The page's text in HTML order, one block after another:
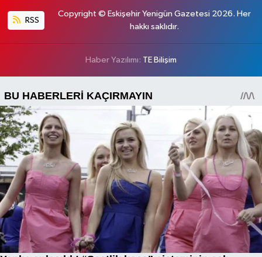
RSS
Copyright © Eskişehir Yenigün Gazetesi 2026. Her
hakkı saklıdır.
Haber Yazılımı: TE Bilişim